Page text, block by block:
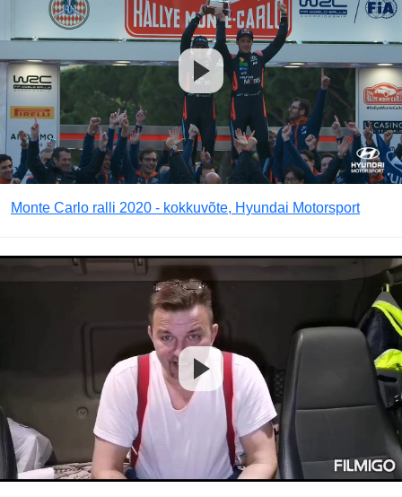
Monte Carlo ralli 2020 - kokkuvõte, Hyundai Motorsport